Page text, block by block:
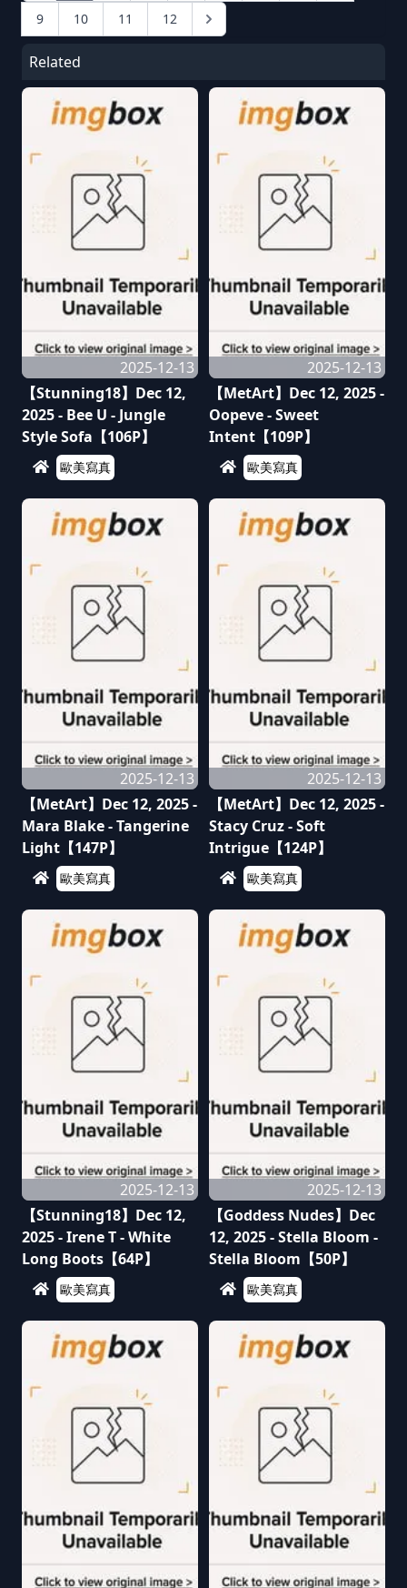
9 10 11 12
Related
2025-12-13
【Stunning18】Dec 12,
2025 - Bee U - Jungle
Style Sofa【106P】
歐美寫真
2025-12-13
【MetArt】Dec 12, 2025 -
Oopeve - Sweet
Intent【109P】
歐美寫真
2025-12-13
【MetArt】Dec 12, 2025 -
Mara Blake - Tangerine
Light【147P】
歐美寫真
2025-12-13
【MetArt】Dec 12, 2025 -
Stacy Cruz - Soft
Intrigue【124P】
歐美寫真
2025-12-13
【Stunning18】Dec 12,
2025 - Irene T - White
Long Boots【64P】
歐美寫真
2025-12-13
【Goddess Nudes】Dec
12, 2025 - Stella Bloom -
Stella Bloom【50P】
歐美寫真